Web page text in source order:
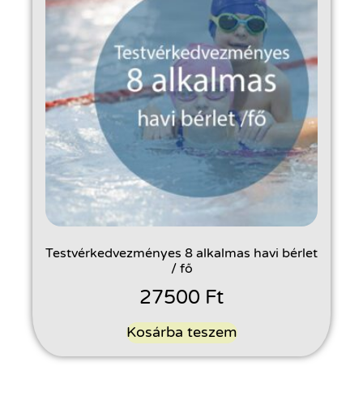
Testvérkedvezményes 8 alkalmas havi bérlet
/ fő
27500 Ft
Kosárba teszem